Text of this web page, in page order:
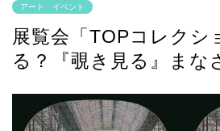
アート イベント
展覧会「TOPコレクシ
る？『覗き見る』まな